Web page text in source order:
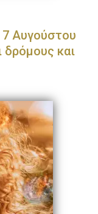
7 Αυγούστου
δρόμους και